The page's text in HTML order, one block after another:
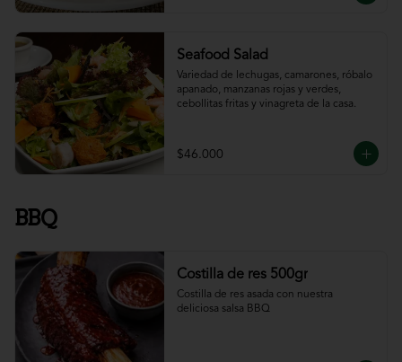
Seafood Salad
Variedad de lechugas, camarones, róbalo
apanado, manzanas rojas y verdes,
cebollitas fritas y vinagreta de la casa.
$46.000
BBQ
Costilla de res 500gr
Costilla de res asada con nuestra
deliciosa salsa BBQ